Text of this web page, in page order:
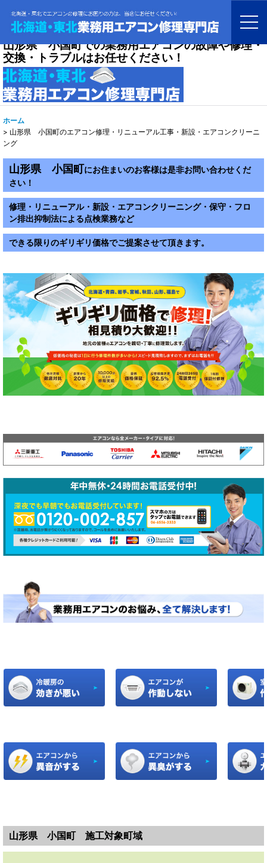
山形県 小国町での業務用エアコンの故障や修理・
交換・トラブルはお任せください！
ホーム
> 山形県 小国町のエアコン修理・リニューアル工事・新設・エアコンクリーニ
ング
山形県 小国町にお住まいのお客様は是非お問い合わせくだ
さい！
修理・リニューアル・新設・エアコンクリーニング・保守・フロ
ン排出抑制法による点検業務など
できる限りのギリギリ価格でご提案させて頂きます。
山形県 小国町 施工対象町域